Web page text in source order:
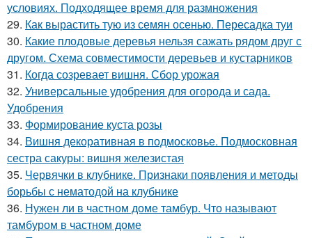
условиях. Подходящее время для размножения
29. Как вырастить тую из семян осенью. Пересадка туи
30. Какие плодовые деревья нельзя сажать рядом друг с
другом. Схема совместимости деревьев и кустарников
31. Когда созревает вишня. Сбор урожая
32. Универсальные удобрения для огорода и сада.
Удобрения
33. Формирование куста розы
34. Вишня декоративная в подмосковье. Подмосковная
сестра сакуры: вишня железистая
35. Червячки в клубнике. Признаки появления и методы
борьбы с нематодой на клубнике
36. Нужен ли в частном доме тамбур. Что называют
тамбуром в частном доме